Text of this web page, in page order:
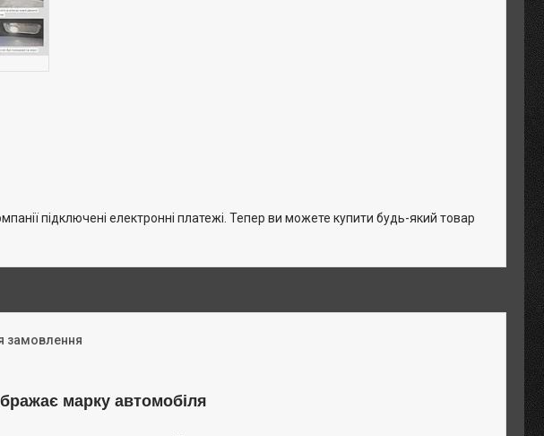
підключені електронні платежі. Тепер ви можете купити будь-який товар
замовлення
марку автомобіля